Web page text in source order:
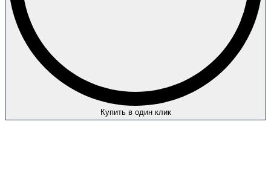
Купить в один клик